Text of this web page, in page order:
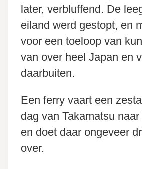
later, verbluffend. De
eiland werd gestopt, en
voor een toeloop van
van over heel Japan en
daarbuiten.
Een ferry vaart een
dag van Takamatsu
en doet daar ongeveer
over.